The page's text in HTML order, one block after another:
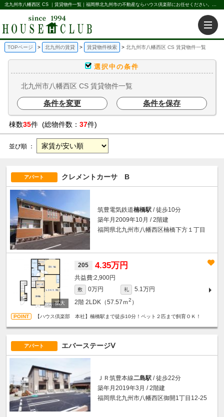
北九州市八幡西区 CS ｜賃貸物件一覧｜福岡県北九州市の不動産ならハウス倶楽部にお任せください。北九州の賃貸・売買・不動産買取などを不動産に関することならなんでもお任せ。
TOPページ 北九州の賃貸 賃貸物件検索 北九州市八幡西区 CS 賃貸物件一覧
選択中の条件
北九州市八幡西区 CS 賃貸物件一覧
条件を変更 条件を保存
棟数35件 (総物件数： 37件)
並び順 ：
アパート クレメントカーサ B
筑豊電気鉄道楠橋駅 / 徒歩10分
築年月2009年10月 / 2階建
福岡県北九州市八幡西区楠橋下方１丁目
205 4.35万円
2,900円
敷 0万円 礼
5.1万円
2階 2LDK（57.57ｍ2 ）
【ハウス倶楽部 本社】楠橋駅まで徒歩10分！ペット２匹まで飼育ＯＫ！
アパート エバーステージⅤ
ＪＲ筑豊本線二島駅 / 徒歩22分
築年月2019年3月 / 2階建
福岡県北九州市八幡西区御開1丁目12-25